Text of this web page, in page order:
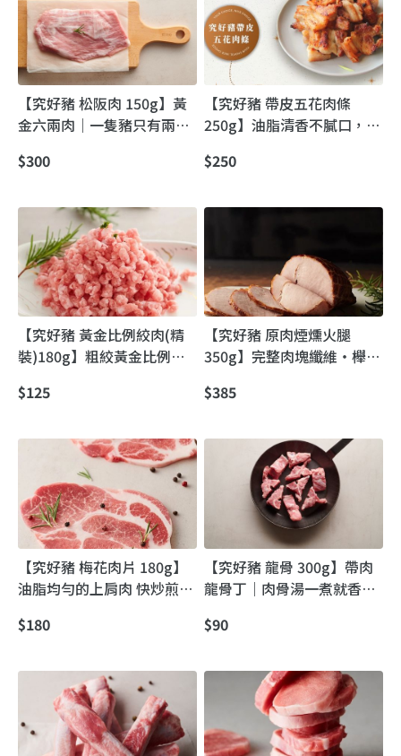
【究好豬 松阪肉 150g】黃
金六兩肉｜一隻豬只有兩片
$300
【究好豬 帶皮五花肉條
250g】油脂清香不膩口，皮
$250
【究好豬 黃金比例絞肉(精
裝)180g】粗絞黃金比例絞
$125
【究好豬 原肉煙燻火腿
350g】完整肉塊纖維・櫸木
$385
【究好豬 梅花肉片 180g】
油脂均勻的上肩肉 快炒煎烤
$180
【究好豬 龍骨 300g】帶肉
龍骨丁｜肉骨湯一煮就香，
$90